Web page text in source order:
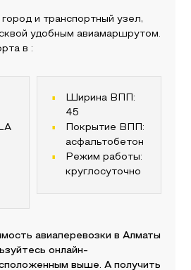
и транспортный узел,
удобным авиамаршрутом.
в :
Ширина ВПП:
45
Покрытие ВПП:
асфальтобетон
Режим работы:
круглосуточно
авиаперевозки вАлматы
онлайн-
выше. А получить